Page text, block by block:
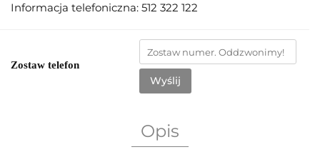
Informacja telefoniczna: 512 322 122
Zostaw telefon
Wyślij
Opis